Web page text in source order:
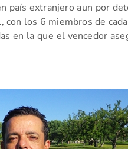
país extranjero aun por
con los 6 miembros de
en la que el vencedor